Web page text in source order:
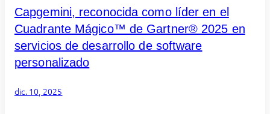
Capgemini, reconocida como líder en el
Cuadrante Mágico™ de Gartner® 2025 en
servicios de desarrollo de software
personalizado
dic. 10, 2025